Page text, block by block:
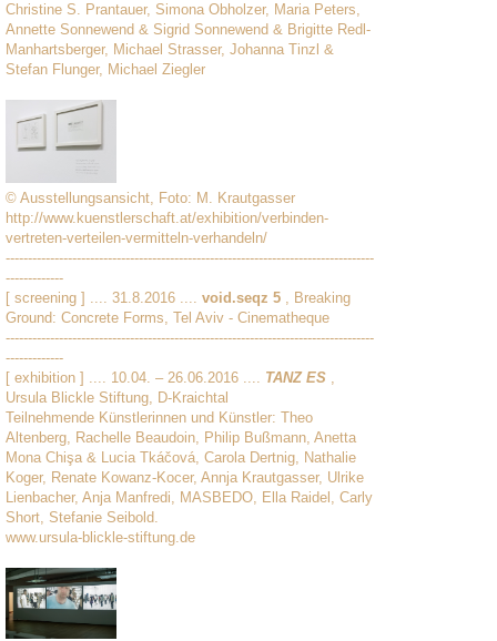
Christine S. Prantauer, Simona Obholzer, Maria Peters,
Annette Sonnewend & Sigrid Sonnewend & Brigitte Redl-
Manhartsberger, Michael Strasser, Johanna Tinzl &
Stefan Flunger, Michael Ziegler
© Ausstellungsansicht, Foto: M. Krautgasser
http://www.kuenstlerschaft.at/exhibition/verbinden-
vertreten-verteilen-vermitteln-verhandeln/
-----------------------------------------------------------------------------------
-------------
[ screening ] .... 31.8.2016 .... void.seqz 5 , Breaking
Ground: Concrete Forms, Tel Aviv - Cinematheque
-----------------------------------------------------------------------------------
-------------
[ exhibition ] .... 10.04. – 26.06.2016 .... TANZ ES ,
Ursula Blickle Stiftung, D-Kraichtal
Teilnehmende Künstlerinnen und Künstler: Theo
Altenberg, Rachelle Beaudoin, Philip Bußmann, Anetta
Mona Chişa & Lucia Tkáčová, Carola Dertnig, Nathalie
Koger, Renate Kowanz-Kocer, Annja Krautgasser, Ulrike
Lienbacher, Anja Manfredi, MASBEDO, Ella Raidel, Carly
Short, Stefanie Seibold.
www.ursula-blickle-stiftung.de